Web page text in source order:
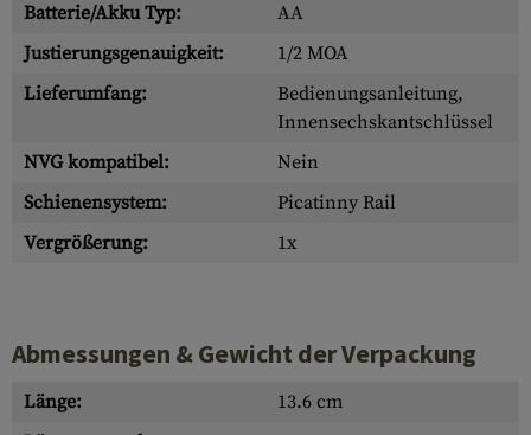
Batterie/Akku Typ:
AA
Justierungsgenauigkeit:
1/2 MOA
Lieferumfang:
Bedienungsanleitung,
Innensechskantschlüssel
NVG kompatibel:
Nein
Schienensystem:
Picatinny Rail
Vergrößerung:
1x
Abmessungen & Gewicht der Verpackung
Länge:
13.6 cm